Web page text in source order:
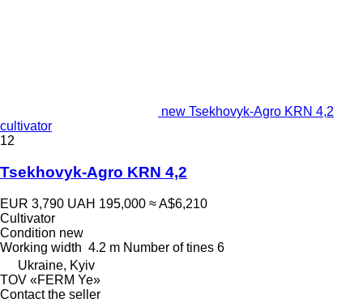
new Tsekhovyk-Agro KRN 4,2
cultivator
12
Tsekhovyk-Agro KRN 4,2
EUR 3,790 UAH 195,000 ≈ A$6,210
Cultivator
Condition new
Working width 4.2 m Number of tines 6
Ukraine, Kyiv
TOV «FERM Ye»
Contact the seller